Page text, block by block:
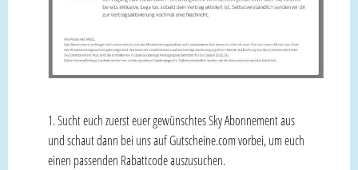
Sucht euch zuerst euer gewünschtes Sky Abonnement aus
und schaut dann bei uns auf Gutscheine.com vorbei, um euch
einen passenden Rabattcode auszusuchen.